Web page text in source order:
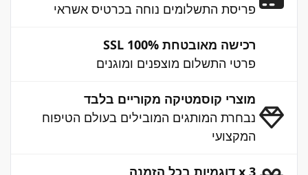
פריסת התשלומים נוחה בכרטיס אשראי
רכישה מאובטחת 100% SSL
פרטי התשלום מוצפנים ומוגנים
מוצרי קוסמטיקה מקוריים בלבד
נבחרת המותגים המובילים בעולם הטיפוח
המקצועי
3 x דוגמיות בכל הזמנה